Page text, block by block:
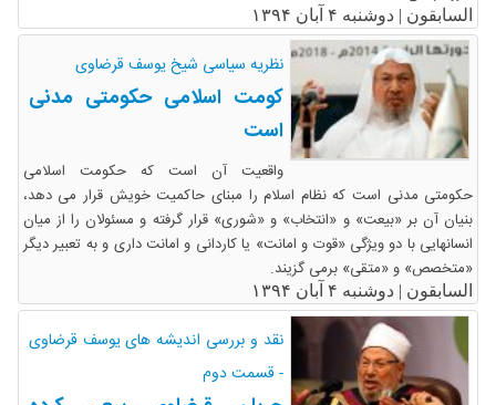
السابقون | دوشنبه ۴ آبان ۱۳۹۴
نظریه سیاسی شیخ یوسف قرضاوی
کومت اسلامی حکومتی مدنی
است
واقعیت آن است که حکومت اسلامی
حکومتی مدنی است که نظام اسلام را مبنای حاکمیت خویش قرار می دهد،
بنیان آن بر «بیعت» و «انتخاب» و «شوری» قرار گرفته و مسئولان را از میان
انسانهایی با دو ویژگی «قوت و امانت» یا کاردانی و امانت داری و به تعبیر دیگر
«متخصص» و «متقی» برمی گزیند.
السابقون | دوشنبه ۴ آبان ۱۳۹۴
نقد و بررسی اندیشه های یوسف قرضاوی
- قسمت دوم